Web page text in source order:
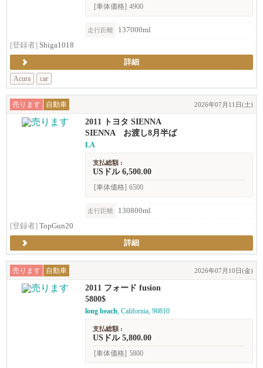
[車体価格] 4900
走行距離
137000ml
[登録者] Shiga1018
詳細
Acura
car
売ります 自動車 2026年07月11日(土)
2011 トヨタ SIENNA
SIENNA お渡し8月半ば
LA
支払総額 :
USドル 6,500.00
[車体価格] 6500
走行距離
130800ml
[登録者] TopGun20
詳細
売ります 自動車 2026年07月10日(金)
2011 フォード fusion
5800$
long beach, California, 90810
支払総額 :
USドル 5,800.00
[車体価格] 5800